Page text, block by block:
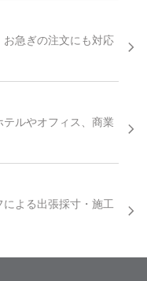
お急ぎの注文にも対応
ルやオフィス、商業
よる出張採寸・施工